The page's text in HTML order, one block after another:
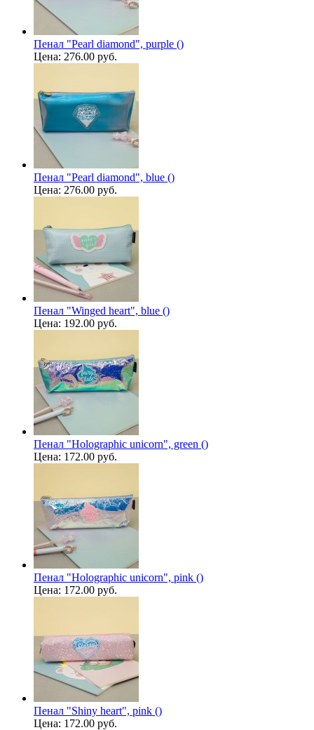
Пенал "Pearl diamond", purple ()
Цена: 276.00 руб.
Пенал "Pearl diamond", blue ()
Цена: 276.00 руб.
Пенал "Winged heart", blue ()
Цена: 192.00 руб.
Пенал "Holographic unicorn", green ()
Цена: 172.00 руб.
Пенал "Holographic unicorn", pink ()
Цена: 172.00 руб.
Пенал "Shiny heart", pink ()
Цена: 172.00 руб.